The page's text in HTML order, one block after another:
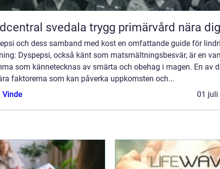
Vårdcentral svedala trygg primärvård nära dig
och dess samband med kost en omfattande guide för
Dyspepsi, också känt som matsmältningsbesvär, är en
som kännetecknas av smärta och obehag i magen. En av
faktorerna som kan påverka uppkomsten och...
Vinde
01 juli